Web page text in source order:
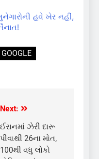
હવે ખેર નહીં,
GOOGLE
Next:
ઈરાનમાં ઝેરી દારૂ
પીવાથી 26ના મોત,
100થી વધુ લોકો